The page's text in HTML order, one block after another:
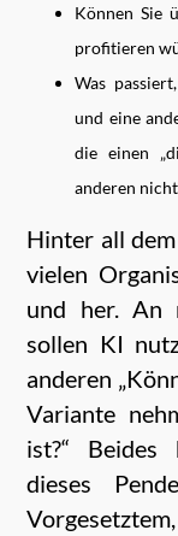
Können Sie
profitieren
Was
und eine
die einen
anderen
Hinter all
vielen
und her. An
sollen KI
anderen
Variante
ist?“ Beides
dieses